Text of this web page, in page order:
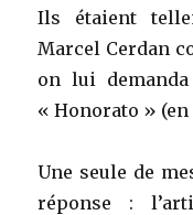
Ils étaient
Marcel Cerdan
on lui
« Honorato »
Une seule de
réponse :